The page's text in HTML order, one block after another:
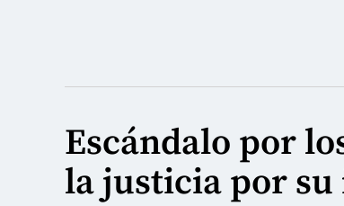
Escándalo por
la justicia por